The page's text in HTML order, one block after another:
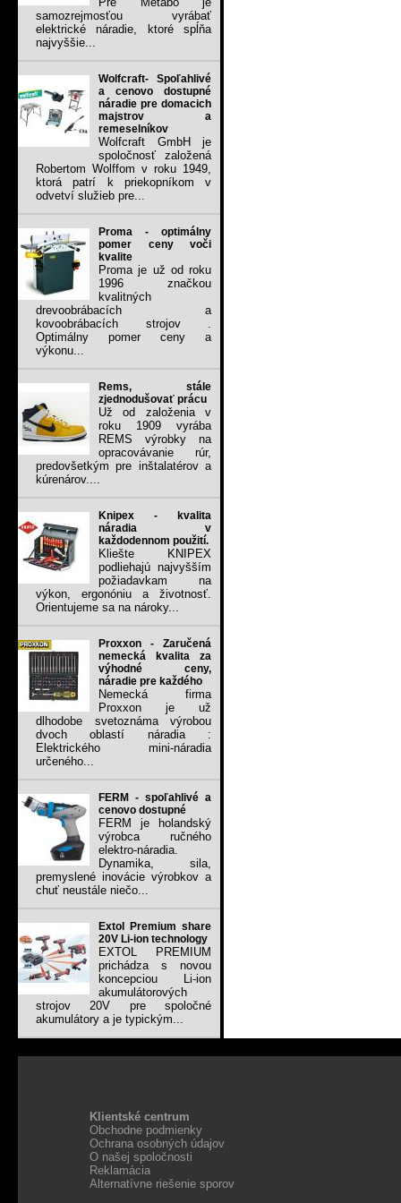
samozrejmosťou vyrábať
elektrické náradie, ktoré spĺňa
najvyššie...
Wolfcraft- Spoľahlivé
a cenovo dostupné
náradie pre domacich
majstrov a
remeselníkov
Wolfcraft GmbH je
spoločnosť založená
Robertom Wolffom v roku 1949,
ktorá patrí k priekopníkom v
odvetví služieb pre...
Proma - optimálny
pomer ceny voči
kvalite
Proma je už od roku
1996 značkou
kvalitných
drevoobrábacích a
kovoobrábacích strojov .
Optimálny pomer ceny a
výkonu...
Rems, stále
zjednodušovať prácu
Už od založenia v
roku 1909 vyrába
REMS výrobky na
opracovávanie rúr,
predovšetkým pre inštalatérov a
kúrenárov....
Knipex - kvalita
náradia v
každodennom použití.
Kliešte KNIPEX
podliehajú najvyšším
požiadavkam na
výkon, ergonóniu a životnosť.
Orientujeme sa na nároky...
Proxxon - Zaručená
nemecká kvalita za
výhodné ceny,
náradie pre každého
Nemecká firma
Proxxon je už
dlhodobe svetoznáma výrobou
dvoch oblastí náradia :
Elektrického mini-náradia
určeného...
FERM - spoľahlivé a
cenovo dostupné
FERM je holandský
výrobca ručného
elektro-náradia.
Dynamika, sila,
premyslené inovácie výrobkov a
chuť neustále niečo...
Extol Premium share
20V Li-ion technology
EXTOL PREMIUM
prichádza s novou
koncepciou Li-ion
akumulátorových
strojov 20V pre spoločné
akumulátory a je typickým...
Klientské centrum
Obchodne podmienky
Ochrana osobných údajov
O našej spoločnosti
Reklamácia
Alternatívne riešenie sporov